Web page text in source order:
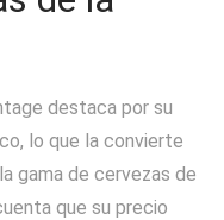
destaca por su
lo que la convierte
gama de cervezas de
que su precio